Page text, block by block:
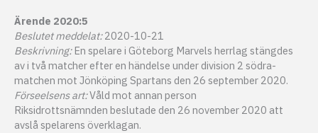
Ärende 2020:5
Beslutet meddelat:2020-10-21
Beskrivning:En spelare i Göteborg Marvels herrlag stängdes
av i två matcher efter en händelse under division 2 södra-
matchen mot Jönköping Spartans den 26 september 2020.
Förseelsens art:Våld mot annan person
Riksidrottsnämnden beslutade den 26 november 2020 att
avslå spelarens överklagan.